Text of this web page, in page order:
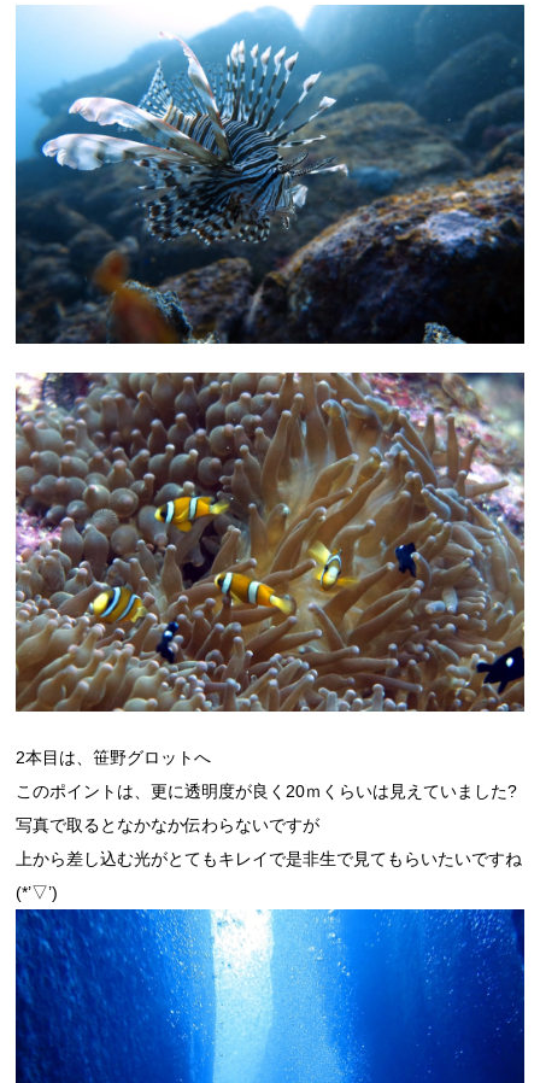
2本目は、笹野グロットへ
このポイントは、更に透明度が良く20ｍくらいは見えていました?
写真で取るとなかなか伝わらないですが
上から差し込む光がとてもキレイで是非生で見てもらいたいですね
(*’▽’)